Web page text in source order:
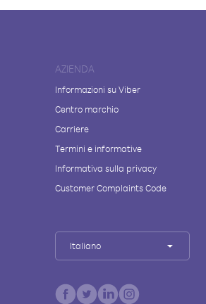
AZIENDA
Informazioni su Viber
Centro marchio
Carriere
Termini e informative
Informativa sulla privacy
Customer Complaints Code
Italiano